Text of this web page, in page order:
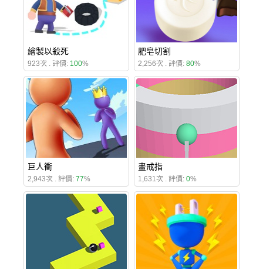
繪製以殺死
923次 . 評價: 100%
肥皂切割
2,256次 . 評價: 80%
巨人衝
2,943次 . 評價: 77%
畫戒指
1,631次 . 評價: 0%